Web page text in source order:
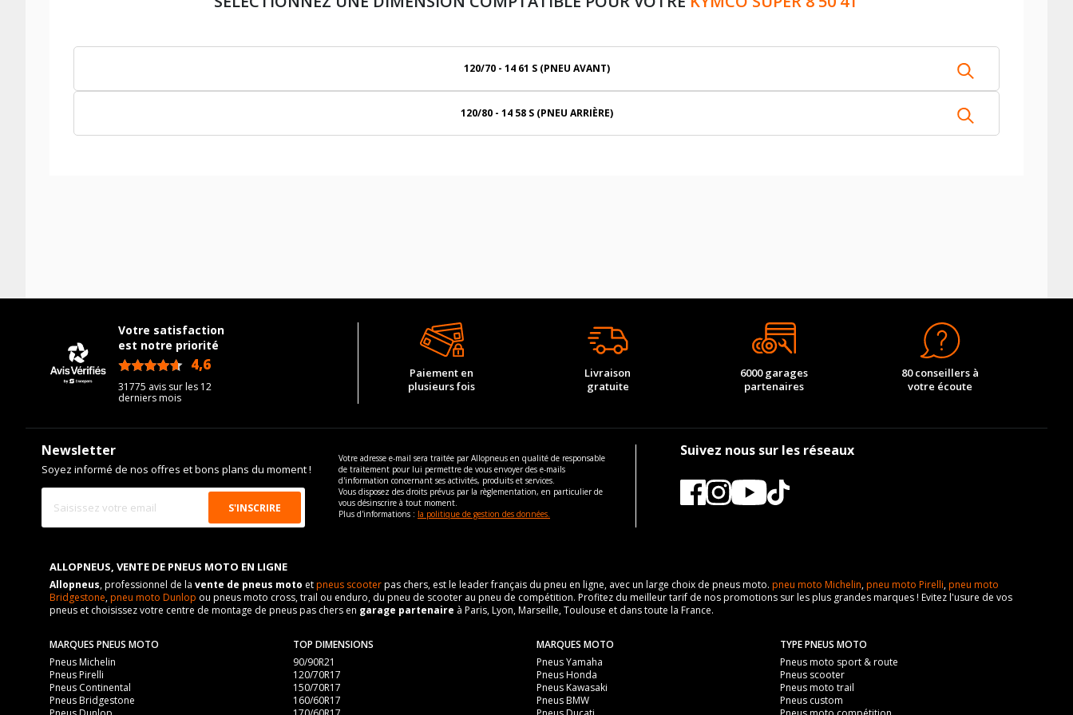
120/70 - 14 61 S (PNEU AVANT)
120/80 - 14 58 S (PNEU ARRIÈRE)
Votre satisfaction
est notre priorité
4,6
31775 avis sur les 12
derniers mois
Paiement en
plusieurs fois
Livraison
gratuite
6000 garages
partenaires
80 conseillers à
votre écoute
Newsletter
Soyez informé de nos offres et bons plans du moment !
Votre adresse e-mail sera traitée par Allopneus en qualité de responsable
de traitement pour lui permettre de vous envoyer des e-mails
d'information concernant ses activités, produits et services.
Vous disposez des droits prévus par la règlementation, en particulier de
vous désinscrire à tout moment.
Plus d'informations : la politique de gestion des données.
Suivez nous sur les réseaux
ALLOPNEUS, VENTE DE PNEUS MOTO EN LIGNE
Allopneus, professionnel de la vente de pneus moto etpneus scooterpas chers, est le leader français du pneu en ligne, avec un large choix de pneus moto. pneu moto Michelin,pneu moto Pirelli,pneu moto
Bridgestone,pneu moto Dunlop ou pneus moto cross, trail ou enduro, du pneu de scooter au pneu de compétition. Profitez du meilleur tarif de nos promotions sur les plus grandes marques ! Evitez l'usure de vos
pneus et choisissez votre centre de montage de pneus pas chers en garage partenaire à Paris, Lyon, Marseille, Toulouse et dans toute la France.
MARQUES PNEUS MOTO
Pneus Michelin
Pneus Pirelli
Pneus Continental
Pneus Bridgestone
TOP DIMENSIONS
90/90R21
120/70R17
150/70R17
160/60R17
MARQUES MOTO
Pneus Yamaha
Pneus Honda
Pneus Kawasaki
Pneus BMW
TYPE PNEUS MOTO
Pneus moto sport & route
Pneus scooter
Pneus moto trail
Pneus custom